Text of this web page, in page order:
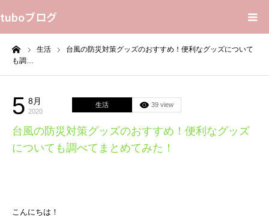
tuboブログ
生活
台風の防災対策グッズのおすすめ！便利なグッズについて
も調…
5 8月
2020
生活 39 view
台風の防災対策グッズのおすすめ！便利なグッズ
についても調べてまとめてみた！
こんにちは！
花言葉
Sitemap